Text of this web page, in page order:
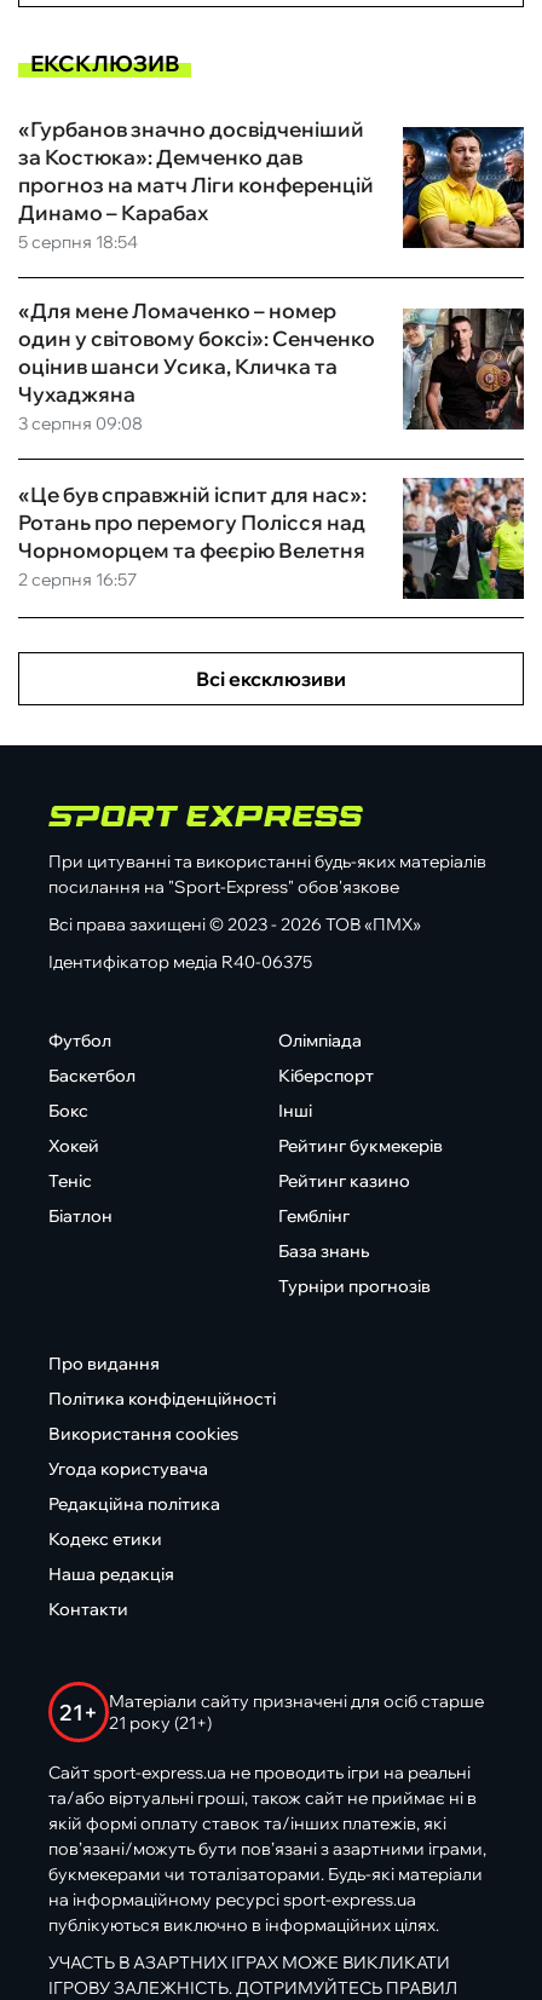
ЕКСКЛЮЗИВ
5 серпня 18:54
«Гурбанов значно досвідченіший
за Костюка»: Демченко дав
прогноз на матч Ліги конференцій
Динамо – Карабах
3 серпня 09:08
«Для мене Ломаченко – номер
один у світовому боксі»: Сенченко
оцінив шанси Усика, Кличка та
Чухаджяна
2 серпня 16:57
«Це був справжній іспит для нас»:
Ротань про перемогу Полісся над
Чорноморцем та феєрію Велетня
Всі ексклюзиви
При цитуванні та використанні будь-яких матеріалів
посилання на "Sport-Express" обов'язкове
Всі права захищені © 2023 - 2026 ТОВ «ПМХ»
Ідентифікатор медіа R40-06375
Футбол
Баскетбол
Бокс
Хокей
Теніс
Біатлон
Олімпіада
Кіберспорт
Інші
Рейтинг букмекерів
Рейтинг казино
Гемблінг
База знань
Турніри прогнозів
Про видання
Політика конфіденційності
Використання cookies
Угода користувача
Редакційна політика
Кодекс етики
Наша редакція
Контакти
21+
Матеріали сайту призначені для осіб старше
21 року (21+)
Сайт sport-express.ua не проводить ігри на реальні
та/або віртуальні гроші, також сайт не приймає ні в
якій формі оплату ставок та/інших платежів, які
пов’язані/можуть бути пов’язані з азартними іграми,
букмекерами чи тоталізаторами. Будь-які матеріали
на інформаційному ресурсі sport-express.ua
публікуються виключно в інформаційних цілях.
УЧАСТЬ В АЗАРТНИХ ІГРАХ МОЖЕ ВИКЛИКАТИ
ІГРОВУ ЗАЛЕЖНІСТЬ. ДОТРИМУЙТЕСЬ ПРАВИЛ